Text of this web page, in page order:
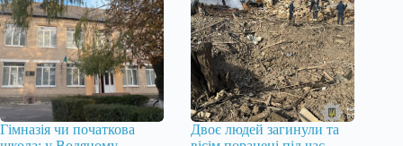
Гімназія чи початкова
Двоє людей загинули та